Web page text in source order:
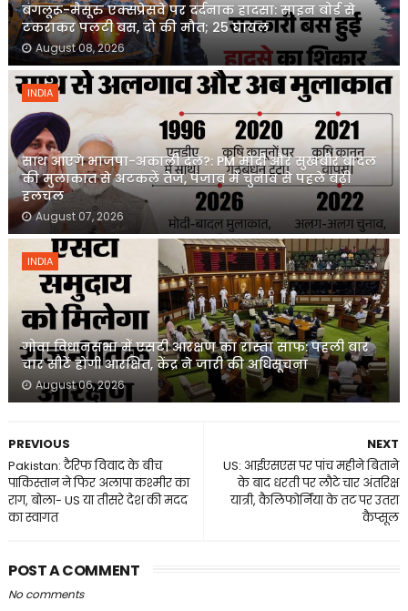
बंगलूरू-मैसूरु एक्सप्रेसवे पर दर्दनाक हादसा: साइन बोर्ड से
टकराकर पलटी बस, दो की मौत; 25 घायल
August 08, 2026
INDIA
साथ आएंगे भाजपा-अकाली दल?: PM मोदी और सुखबीर बादल
की मुलाकात से अटकलें तेज, पंजाब में चुनाव से पहले बढ़ी
हलचल
August 07, 2026
INDIA
गोवा विधानसभा में एसटी आरक्षण का रास्ता साफ: पहली बार
चार सीटें होंगी आरक्षित, केंद्र ने जारी की अधिसूचना
August 06, 2026
NEXT
US: आईएसएस पर पांच महीने बिताने
के बाद धरती पर लौटे चार अंतरिक्ष
यात्री, कैलिफोर्निया के तट पर उतरा
कैप्सूल
PREVIOUS
Pakistan: टैरिफ विवाद के बीच
पाकिस्तान ने फिर अलापा कश्मीर का
राग, बोला- US या तीसरे देश की मदद
का स्वागत
POST A COMMENT
No comments